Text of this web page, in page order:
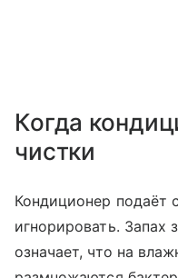
Когда
чистки
Кондиционер подаёт
игнорировать. Запах
означает, что на